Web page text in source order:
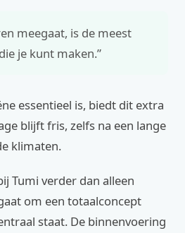
meegaat, is de meest
je kunt maken.”
essentieel is, biedt dit extra
blijft fris, zelfs na een lange
klimaten.
Tumi verder dan alleen
om een totaalconcept
staat. De binnenvoering